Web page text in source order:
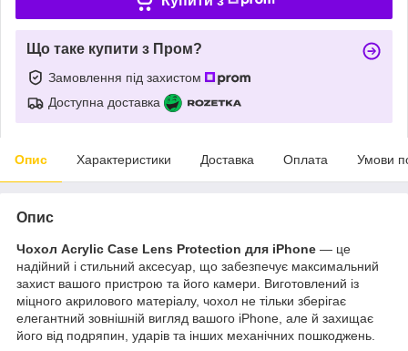
Що таке купити з Пром?
Замовлення під захистом
Доступна доставка
Опис Характеристики Доставка Оплата Умови
Опис
Чохол Acrylic Case Lens Protection для iPhone — це
надійний і стильний аксесуар, що забезпечує максимальний
захист вашого пристрою та його камери. Виготовлений із
міцного акрилового матеріалу, чохол не тільки зберігає
елегантний зовнішній вигляд вашого iPhone, але й захищає
його від подряпин, ударів та інших механічних пошкоджень.